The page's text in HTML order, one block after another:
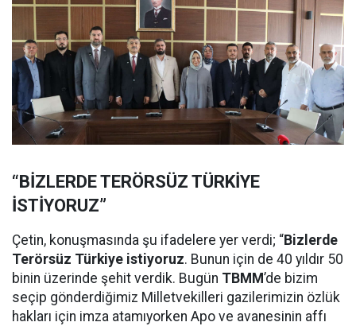
“BİZLERDE TERÖRSÜZ TÜRKİYE
İSTİYORUZ”
Çetin, konuşmasında şu ifadelere yer verdi; “Bizlerde
Terörsüz Türkiye istiyoruz. Bunun için de 40 yıldır 50
binin üzerinde şehit verdik. Bugün TBMM’de bizim
seçip gönderdiğimiz Milletvekilleri gazilerimizin özlük
hakları için imza atamıyorken Apo ve avanesinin affı